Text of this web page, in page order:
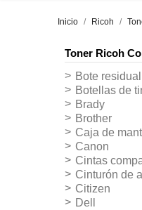
Inicio Ricoh
Toner Ricoh
Bote residual
Botellas de
Brady
Brother
Caja de
Canon
Cintas
Cinturón de
Citizen
Dell